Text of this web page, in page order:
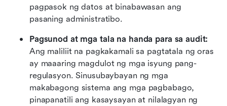
pagpasok ng datos at binabawasan ang
pasaning administratibo.
Pagsunod at mga tala na handa para sa audit:
Ang maliliit na pagkakamali sa pagtatala ng oras
ay maaaring magdulot ng mga isyung pang-
regulasyon. Sinusubaybayan ng mga
makabagong sistema ang mga pagbabago,
pinapanatili ang kasaysayan at nilalagyan ng